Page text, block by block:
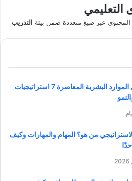
التعليمي
عبر صيغ متعددة ضمن بيئة التدريب
مستقبل الموارد البشرية المعاصرة 7 استراتيجيات
من هو؟ المهام والمهارات وكيف